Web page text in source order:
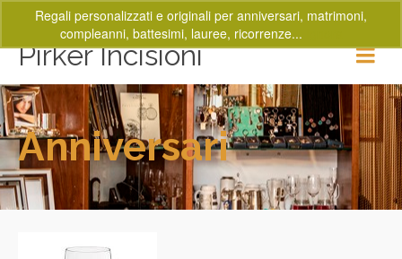
Regali personalizzati e originali per anniversari, matrimoni,
compleanni, battesimi, lauree, ricorrenze...
Pirker Incisioni
Anniversari